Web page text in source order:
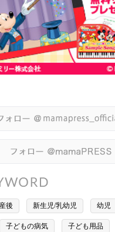
産後 新生児/乳幼児 幼児
子どもの病気 子ども用品